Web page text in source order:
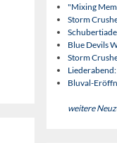
"Mixing
Storm
Schubertiade
Blue Devils
Storm
Liederabend:
Bluval-
weitere